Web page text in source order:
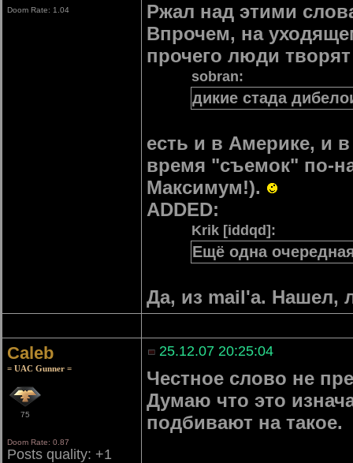
Doom Rate: 1.04
Ржал над этими
Впрочем, на
прочего люди
sobran:
дикие стада
есть и в Америке, и
время "съемок" по-
Максимум!).
ADDED:
Krik [iddqd]:
Ещё одна
Да, из mail'а. Нашел,
Caleb
= UAC Gunner =
75
Doom Rate: 0.87
Posts quality: +1
25.12.07 20:25:04
Честное слово не
Думаю что это
подбивают на такое.